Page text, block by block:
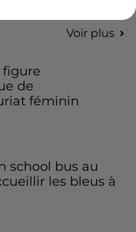
Voir plus
figure
de
féminin
school bus au
les bleus à